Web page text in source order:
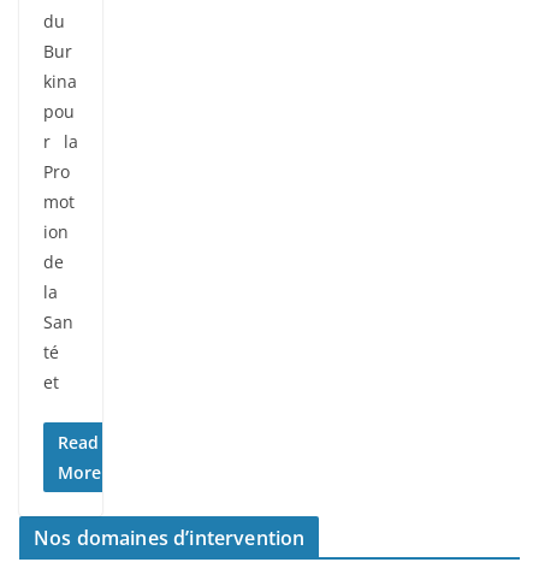
du
Bur
kina
pou
r la
Pro
mot
ion
de
la
San
té
et
Read
More
Nos domaines d’intervention